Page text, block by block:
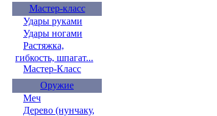
Мастер-класс
Удары руками
Удары ногами
Растяжка,
гибкость, шпагат...
Мастер-Класс
Оружие
Меч
Дерево (нунчаку,